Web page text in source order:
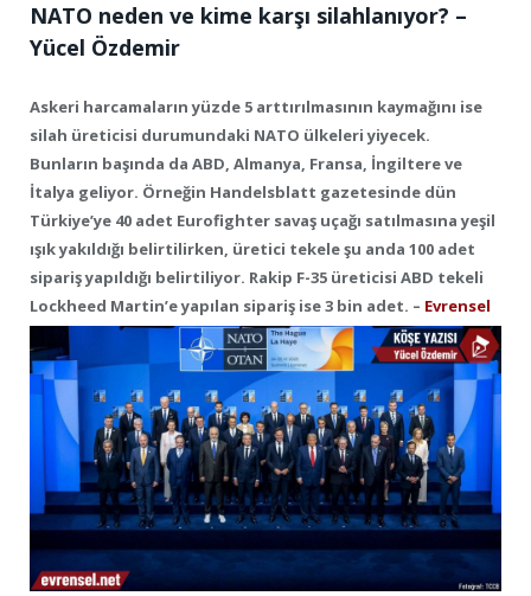
NATO neden ve kime karşı silahlanıyor? –
Yücel Özdemir
Askeri harcamaların yüzde 5 arttırılmasının kaymağını ise
silah üreticisi durumundaki NATO ülkeleri yiyecek.
Bunların başında da ABD, Almanya, Fransa, İngiltere ve
İtalya geliyor. Örneğin Handelsblatt gazetesinde dün
Türkiye’ye 40 adet Eurofighter savaş uçağı satılmasına yeşil
ışık yakıldığı belirtilirken, üretici tekele şu anda 100 adet
sipariş yapıldığı belirtiliyor. Rakip F-35 üreticisi ABD tekeli
Lockheed Martin’e yapılan sipariş ise 3 bin adet. – Evrensel